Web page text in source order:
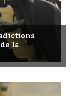
la